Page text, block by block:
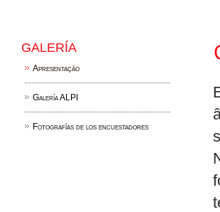
GALERÍA
Apresentação
Galería ALPI
Fotografías de los encuestadores